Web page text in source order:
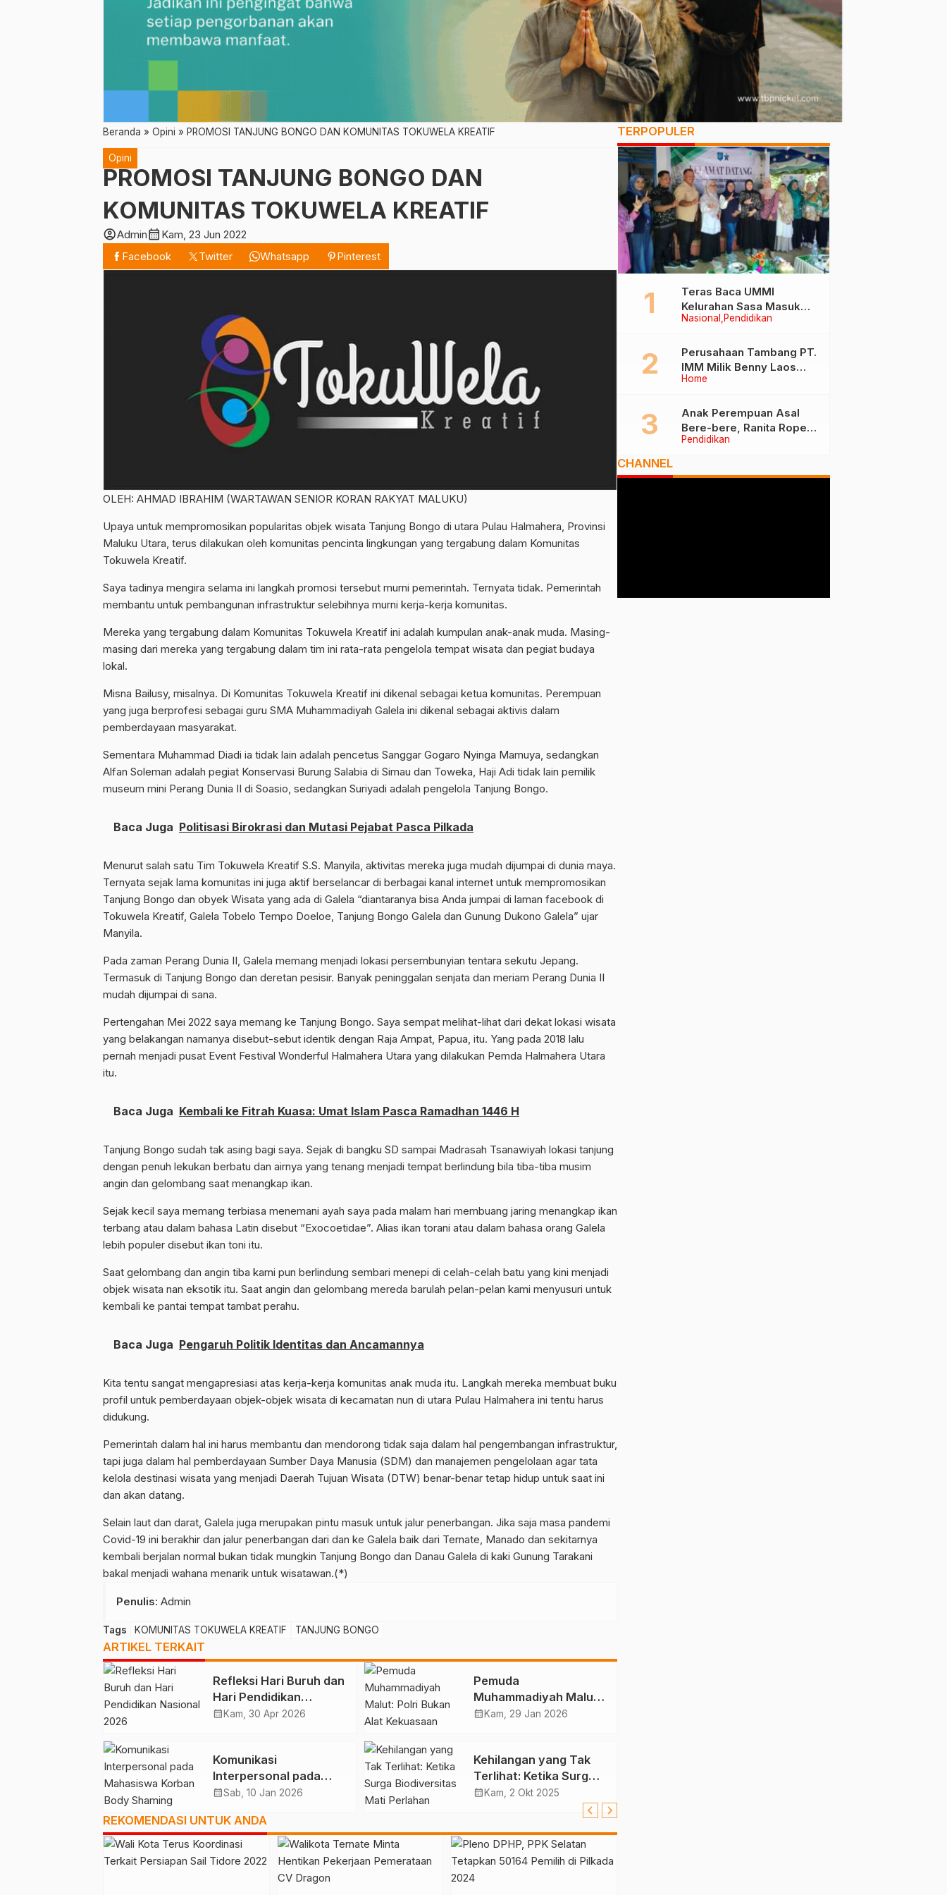
Beranda » Opini » PROMOSI TANJUNG BONGO DAN KOMUNITAS TOKUWELA KREATIF
Opini
PROMOSI TANJUNG BONGO DAN
KOMUNITAS TOKUWELA KREATIF
account_circleAdmincalendar_month Kam, 23 Jun 2022
Facebook
Twitter Whatsapp Pinterest
OLEH: AHMAD IBRAHIM (WARTAWAN SENIOR KORAN RAKYAT MALUKU)
Upaya untuk mempromosikan popularitas objek wisata Tanjung Bongo di utara Pulau Halmahera, Provinsi
Maluku Utara, terus dilakukan oleh komunitas pencinta lingkungan yang tergabung dalam Komunitas
Tokuwela Kreatif.
Saya tadinya mengira selama ini langkah promosi tersebut murni pemerintah. Ternyata tidak. Pemerintah
membantu untuk pembangunan infrastruktur selebihnya murni kerja-kerja komunitas.
Mereka yang tergabung dalam Komunitas Tokuwela Kreatif ini adalah kumpulan anak-anak muda. Masing-
masing dari mereka yang tergabung dalam tim ini rata-rata pengelola tempat wisata dan pegiat budaya
lokal.
Misna Bailusy, misalnya. Di Komunitas Tokuwela Kreatif ini dikenal sebagai ketua komunitas. Perempuan
yang juga berprofesi sebagai guru SMA Muhammadiyah Galela ini dikenal sebagai aktivis dalam
pemberdayaan masyarakat.
Sementara Muhammad Diadi ia tidak lain adalah pencetus Sanggar Gogaro Nyinga Mamuya, sedangkan
Alfan Soleman adalah pegiat Konservasi Burung Salabia di Simau dan Toweka, Haji Adi tidak lain pemilik
museum mini Perang Dunia II di Soasio, sedangkan Suriyadi adalah pengelola Tanjung Bongo.
Baca Juga Politisasi Birokrasi dan Mutasi Pejabat Pasca Pilkada
Menurut salah satu Tim Tokuwela Kreatif S.S. Manyila, aktivitas mereka juga mudah dijumpai di dunia maya.
Ternyata sejak lama komunitas ini juga aktif berselancar di berbagai kanal internet untuk mempromosikan
Tanjung Bongo dan obyek Wisata yang ada di Galela “diantaranya bisa Anda jumpai di laman facebook di
Tokuwela Kreatif, Galela Tobelo Tempo Doeloe, Tanjung Bongo Galela dan Gunung Dukono Galela” ujar
Manyila.
Pada zaman Perang Dunia II, Galela memang menjadi lokasi persembunyian tentara sekutu Jepang.
Termasuk di Tanjung Bongo dan deretan pesisir. Banyak peninggalan senjata dan meriam Perang Dunia II
mudah dijumpai di sana.
Pertengahan Mei 2022 saya memang ke Tanjung Bongo. Saya sempat melihat-lihat dari dekat lokasi wisata
yang belakangan namanya disebut-sebut identik dengan Raja Ampat, Papua, itu. Yang pada 2018 lalu
pernah menjadi pusat Event Festival Wonderful Halmahera Utara yang dilakukan Pemda Halmahera Utara
itu.
Baca Juga Kembali ke Fitrah Kuasa: Umat Islam Pasca Ramadhan 1446 H
Tanjung Bongo sudah tak asing bagi saya. Sejak di bangku SD sampai Madrasah Tsanawiyah lokasi tanjung
dengan penuh lekukan berbatu dan airnya yang tenang menjadi tempat berlindung bila tiba-tiba musim
angin dan gelombang saat menangkap ikan.
Sejak kecil saya memang terbiasa menemani ayah saya pada malam hari membuang jaring menangkap ikan
terbang atau dalam bahasa Latin disebut “Exocoetidae”. Alias ikan torani atau dalam bahasa orang Galela
lebih populer disebut ikan toni itu.
Saat gelombang dan angin tiba kami pun berlindung sembari menepi di celah-celah batu yang kini menjadi
objek wisata nan eksotik itu. Saat angin dan gelombang mereda barulah pelan-pelan kami menyusuri untuk
kembali ke pantai tempat tambat perahu.
Baca Juga Pengaruh Politik Identitas dan Ancamannya
Kita tentu sangat mengapresiasi atas kerja-kerja komunitas anak muda itu. Langkah mereka membuat buku
profil untuk pemberdayaan objek-objek wisata di kecamatan nun di utara Pulau Halmahera ini tentu harus
didukung.
Pemerintah dalam hal ini harus membantu dan mendorong tidak saja dalam hal pengembangan infrastruktur,
tapi juga dalam hal pemberdayaan Sumber Daya Manusia (SDM) dan manajemen pengelolaan agar tata
kelola destinasi wisata yang menjadi Daerah Tujuan Wisata (DTW) benar-benar tetap hidup untuk saat ini
dan akan datang.
Selain laut dan darat, Galela juga merupakan pintu masuk untuk jalur penerbangan. Jika saja masa pandemi
Covid-19 ini berakhir dan jalur penerbangan dari dan ke Galela baik dari Ternate, Manado dan sekitarnya
kembali berjalan normal bukan tidak mungkin Tanjung Bongo dan Danau Galela di kaki Gunung Tarakani
bakal menjadi wahana menarik untuk wisatawan.(*)
Penulis: Admin
Tags KOMUNITAS TOKUWELA KREATIF TANJUNG BONGO
ARTIKEL TERKAIT
Refleksi Hari Buruh dan
Hari Pendidikan
Nasional 2026
calendar_month Kam, 30 Apr 2026
Pemuda
Muhammadiyah Malut:
Polri Bukan Alat
calendar_month Kam, 29 Jan 2026
Komunikasi
Interpersonal pada
Mahasiswa Korban
calendar_monthSab, 10 Jan 2026
Kehilangan yang Tak
Terlihat: Ketika Surga
Biodiversitas Mati
calendar_month Kam, 2 Okt 2025
REKOMENDASI UNTUK ANDA
TERPOPULER
Nasional Pendidikan
Teras Baca UMMI
Kelurahan Sasa Masuk
Tiga Besar Nasional, Tim
Ternate
Home
Perusahaan Tambang PT.
IMM Milik Benny Laos
Diduga Tak Miliki Izin HPH
Pendidikan
Anak Perempuan Asal
Bere-bere, Ranita Rope
Dikukuhkan Sebagai Guru
CHANNEL